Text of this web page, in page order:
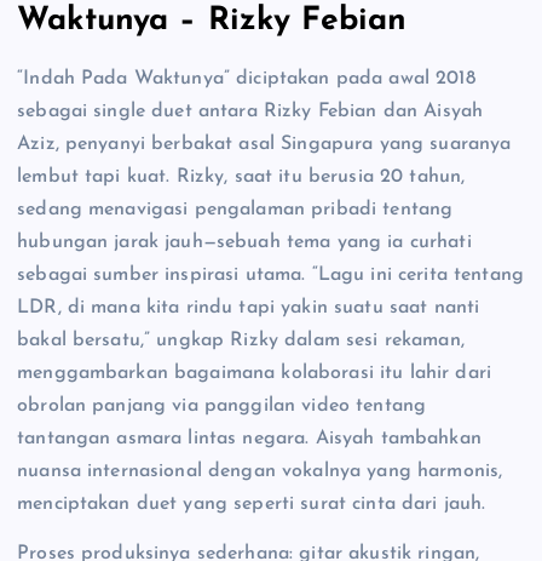
Waktunya – Rizky Febian
“Indah Pada Waktunya” diciptakan pada awal 2018
sebagai single duet antara Rizky Febian dan Aisyah
Aziz, penyanyi berbakat asal Singapura yang suaranya
lembut tapi kuat. Rizky, saat itu berusia 20 tahun,
sedang menavigasi pengalaman pribadi tentang
hubungan jarak jauh—sebuah tema yang ia curhati
sebagai sumber inspirasi utama. “Lagu ini cerita tentang
LDR, di mana kita rindu tapi yakin suatu saat nanti
bakal bersatu,” ungkap Rizky dalam sesi rekaman,
menggambarkan bagaimana kolaborasi itu lahir dari
obrolan panjang via panggilan video tentang
tantangan asmara lintas negara. Aisyah tambahkan
nuansa internasional dengan vokalnya yang harmonis,
menciptakan duet yang seperti surat cinta dari jauh.
Proses produksinya sederhana: gitar akustik ringan,